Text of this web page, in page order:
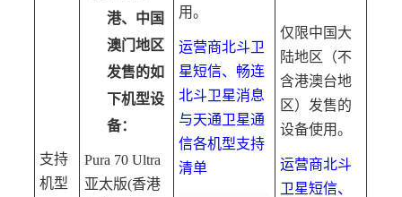
支持
机型
港、中国
澳门地区
发售的如
下机型设
备：
Pura 70 Ultra
亚太版(香港
用。
运营商北斗卫
星短信、畅连
北斗卫星消息
与天通卫星通
信各机型支持
清单
仅限中国大
陆地区（不
含港澳台地
区）发售的
设备使用。
运营商北斗
卫星短信、